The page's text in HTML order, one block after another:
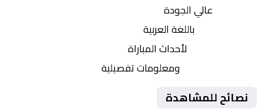
عالي الجودة
باللغة العربية
لأحداث المباراة
ومعلومات تفصيلية
نصائح للمشاهدة